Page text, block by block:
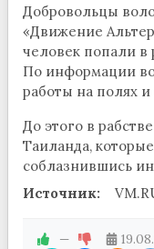
Добровольцы
«Движение
человек попали в
По информации
работы на полях
До этого в
Таиланда,
соблазнившись
Источник:
—